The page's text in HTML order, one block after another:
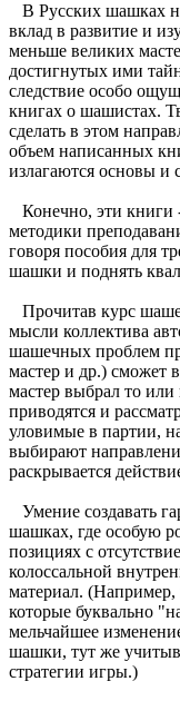
В Русских шашках
вклад в развитие и
меньше великих
достигнутых ими
следствие особо
книгах о шашистах.
сделать в этом
объем написанных
излагаются основы и
Конечно, эти книги
методики
говоря пособия для
шашки и поднять
Прочитав курс
мысли коллектива
шашечных проблем
мастер и др.) сможет
мастер выбрал то
приводятся и
уловимые в партии,
выбирают
раскрывается
Умение создавать
шашках, где особую
позициях с
колоссальной
материал.
которые буквально
мельчайшее
шашки, тут же
стратегии игры.)